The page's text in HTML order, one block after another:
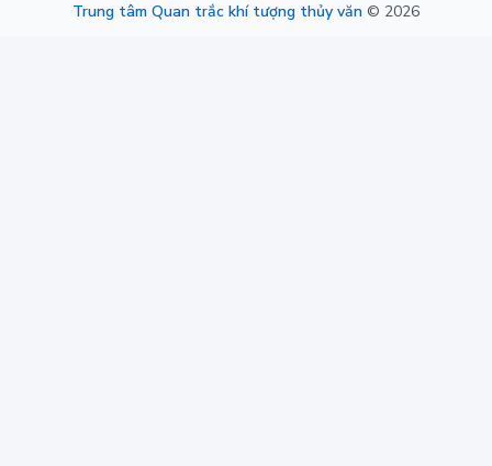
Trung tâm Quan trắc khí tượng thủy văn © 2026